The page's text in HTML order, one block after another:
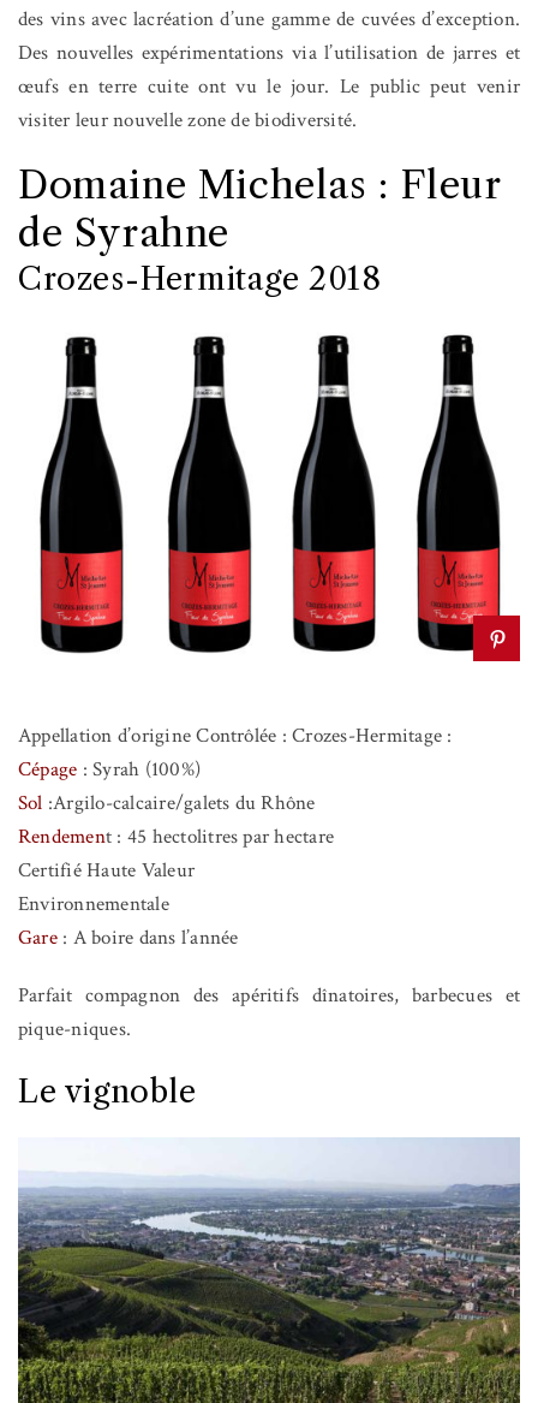
des vins avec lacréation d’une gamme de cuvées d’exception.
Des nouvelles expérimentations via l’utilisation de jarres et
œufs en terre cuite ont vu le jour. Le public peut venir
visiter leur nouvelle zone de biodiversité.
Domaine Michelas : Fleur
de Syrahne
Crozes-Hermitage 2018
Appellation d’origine Contrôlée :Crozes-Hermitage :
Cépage :Syrah (100%)
Sol :Argilo-calcaire/galets du Rhône
Rendement : 45 hectolitres par hectare
Certifié Haute Valeur
Environnementale
Gare: A boire dans l’année
Parfait compagnon des apéritifs dînatoires, barbecues et
pique-niques.
Le vignoble